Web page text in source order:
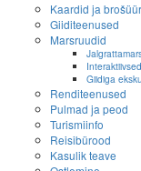
Kaardid ja
Giiditeenused
Marsruudid
Giidiga
Renditeenused
Pulmad ja peod
Turismiinfo
Reisibürood
Kasulik teave